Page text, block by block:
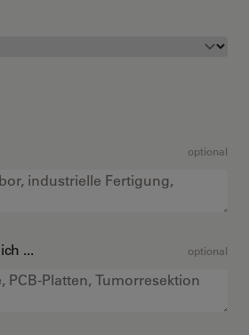
optional
... optional